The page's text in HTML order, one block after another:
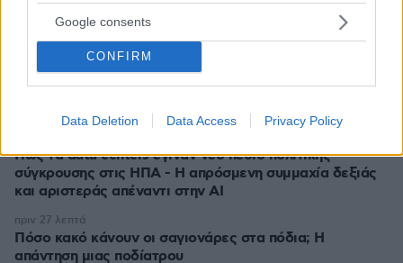
Google consents
CONFIRM
Data Deletion Data Access Privacy Policy
Πώς να κερδίσετε την εμπιστοσύνη μιας πρώην
αδέσποτης γάτας
πριν 17 λεπτά
Παπαπαρασκευάς: Η ιστορία πίσω από την πιο διάσημη
πριν 17 λεπτά
Πώς τα data centers έγιναν νέο πεδίο πολιτικής
σύγκρουσης στις ΗΠΑ - Η απρόσμενη συμμαχία δεξιάς
και αριστεράς απέναντι στην AI
Πόσο κακό κάνουν οι σαγιονάρες στα πόδια; Η
απάντηση μιας ποδίατρου
πριν 27 λεπτά